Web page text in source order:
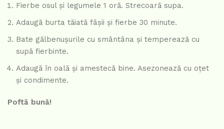
Fierbe osul și legumele 1 oră. Strecoară supa.
Adaugă burta tăiată fâșii și fierbe 30 minute.
Bate gălbenușurile cu smântâna și temperează cu
supă fierbinte.
Adaugă în oală și amestecă bine. Asezonează cu oțet
și condimente.
Poftă bună!